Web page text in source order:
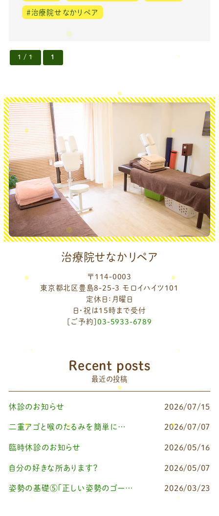
＃治療院せなかリペア
1 / 1 1
治療院せなかリペア
〒114-0003
東京都北区豊島8-25-3 モロイハイツ101
定休日：月曜日
日・祝は15時まで受付
[ご予約]03-5933-6789
Recent posts
最近の投稿
休診のお知らせ 2026/07/15
二重アゴと喉のたるみを簡単に改善したいなら 2026/07/07
臨時休診のお知らせ 2026/05/16
自分の好きな所あります？ 2026/05/07
姿勢の基礎⑤「正しい姿勢のゴールを知る（正しい姿勢とは？）」 2026/03/23